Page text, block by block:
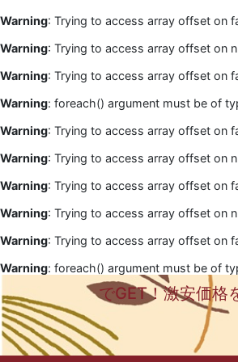
Warning: Trying to access array offset on
Warning: Trying to access array offset on
Warning: Trying to access array offset on
Warning: foreach() argument must be of
Warning: Trying to access array offset on
Warning: Trying to access array offset on
Warning: Trying to access array offset on
Warning: Trying to access array offset on
Warning: Trying to access array offset on
Warning: foreach() argument must be of
でGET！激安価格